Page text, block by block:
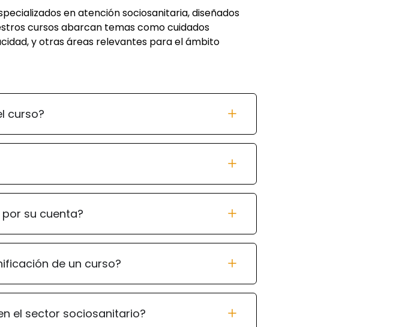
en atención sociosanitaria, diseñados
cursos abarcan temas como cuidados
y otras áreas relevantes para el ámbito
curso?
su cuenta?
de un curso?
el sector sociosanitario?